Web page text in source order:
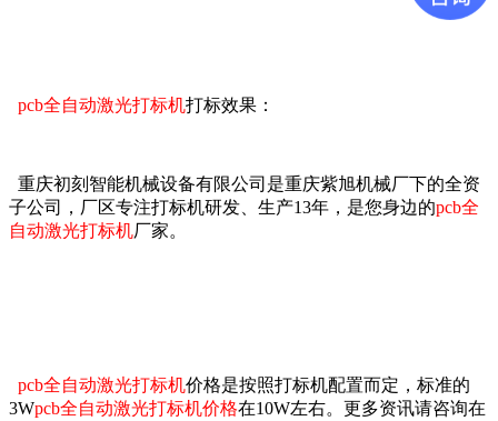
pcb全自动激光打标机打标效果：
重庆初刻智能机械设备有限公司是重庆紫旭机械厂下的全资
子公司，厂区专注打标机研发、生产13年，是您身边的pcb全
自动激光打标机厂家。
pcb全自动激光打标机价格是按照打标机配置而定，标准的
3Wpcb全自动激光打标机价格在10W左右。
更多资讯请咨询在